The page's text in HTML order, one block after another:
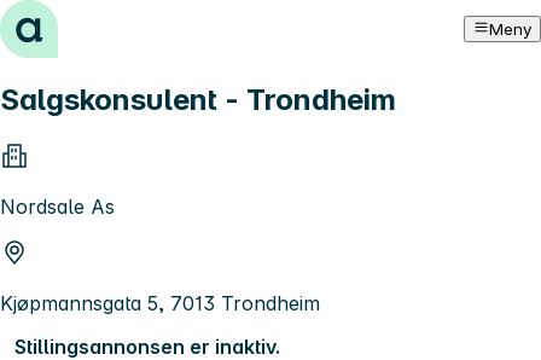
Hopp til innhold Meny
Salgskonsulent - Trondheim
Nordsale As
Kjøpmannsgata 5, 7013 Trondheim
Stillingsannonsen er inaktiv.